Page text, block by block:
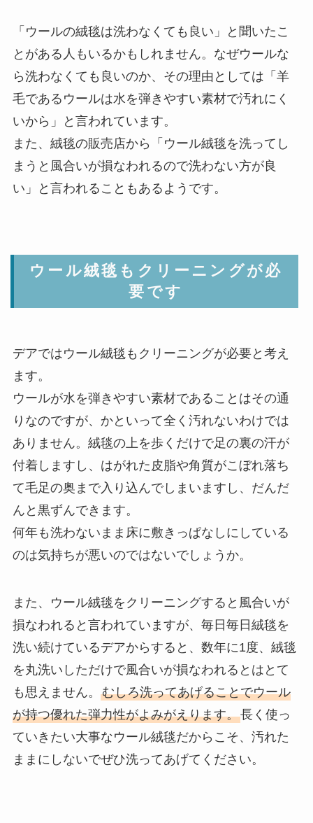
「ウールの絨毯は洗わなくても良い」と聞いたこ
とがある人もいるかもしれません。なぜウールな
ら洗わなくても良いのか、その理由としては「羊
毛であるウールは水を弾きやすい素材で汚れにく
いから」と言われています。
また、絨毯の販売店から「ウール絨毯を洗ってし
まうと風合いが損なわれるので洗わない方が良
い」と言われることもあるようです。
ウール絨毯もクリーニングが必
要です
デアではウール絨毯もクリーニングが必要と考え
ます。
ウールが水を弾きやすい素材であることはその通
りなのですが、かといって全く汚れないわけでは
ありません。絨毯の上を歩くだけで足の裏の汗が
付着しますし、はがれた皮脂や角質がこぼれ落ち
て毛足の奥まで入り込んでしまいますし、だんだ
んと黒ずんできます。
何年も洗わないまま床に敷きっぱなしにしている
のは気持ちが悪いのではないでしょうか。
また、ウール絨毯をクリーニングすると風合いが
損なわれると言われていますが、毎日毎日絨毯を
洗い続けているデアからすると、数年に1度、絨毯
を丸洗いしただけで風合いが損なわれるとはとて
も思えません。 むしろ洗ってあげることでウール
が持つ優れた弾力性がよみがえります。長く使っ
ていきたい大事なウール絨毯だからこそ、汚れた
ままにしないでぜひ洗ってあげてください。